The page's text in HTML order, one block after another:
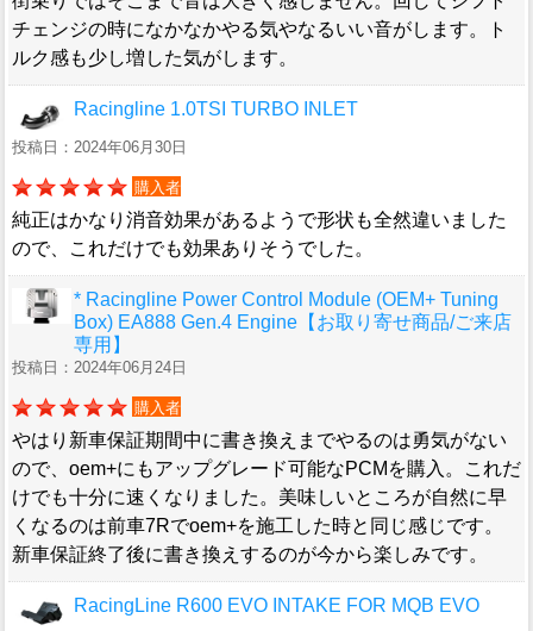
チェンジの時になかなかやる気やなるいい音がします。ト
ルク感も少し増した気がします。
Racingline 1.0TSI TURBO INLET
投稿日：2024年06月30日
購入者
純正はかなり消音効果があるようで形状も全然違いました
ので、これだけでも効果ありそうでした。
* Racingline Power Control Module (OEM+ Tuning
Box) EA888 Gen.4 Engine【お取り寄せ商品/ご来店
専用】
投稿日：2024年06月24日
購入者
やはり新車保証期間中に書き換えまでやるのは勇気がない
ので、oem+にもアップグレード可能なPCMを購入。これだ
けでも十分に速くなりました。美味しいところが自然に早
くなるのは前車7Rでoem+を施工した時と同じ感じです。
新車保証終了後に書き換えするのが今から楽しみです。
RacingLine R600 EVO INTAKE FOR MQB EVO